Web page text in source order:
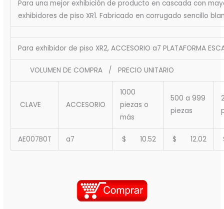
Para una mejor exhibición de producto en cascada con
exhibidores de piso XR1. Fabricado en corrugado sencillo
Para exhibidor de piso XR2, ACCESORIO a7 PLATAFORMA
VOLUMEN DE COMPRA / PRECIO UNITARIO
CLAVE ACCESORIO
1000
piezas o
más
500 a 999
piezas
AE007B0T a7 $ 10.52 $ 12.02